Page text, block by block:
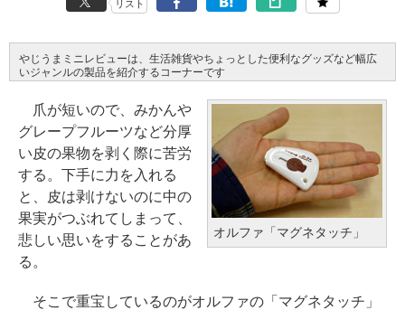
リスト
やじうまミニレビューは、生活雑貨やちょっとした便利なグッズなど幅広
いジャンルの製品を紹介するコーナーです
オルファ「マグネタッチ」
爪が短いので、みかんや
グレープフルーツなど分厚
い皮の果物を剥く際に苦労
する。下手に力を入れる
と、皮は剥けないのに中の
果実がつぶれてしまって、
悲しい思いをすることがあ
る。
そこで重宝しているのがオルファの「マグネタッチ」